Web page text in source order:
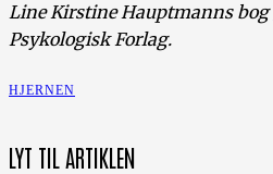
Line Kirstine Hauptmanns bog
Psykologisk Forlag.
HJERNEN
LYT TIL ARTIKLEN